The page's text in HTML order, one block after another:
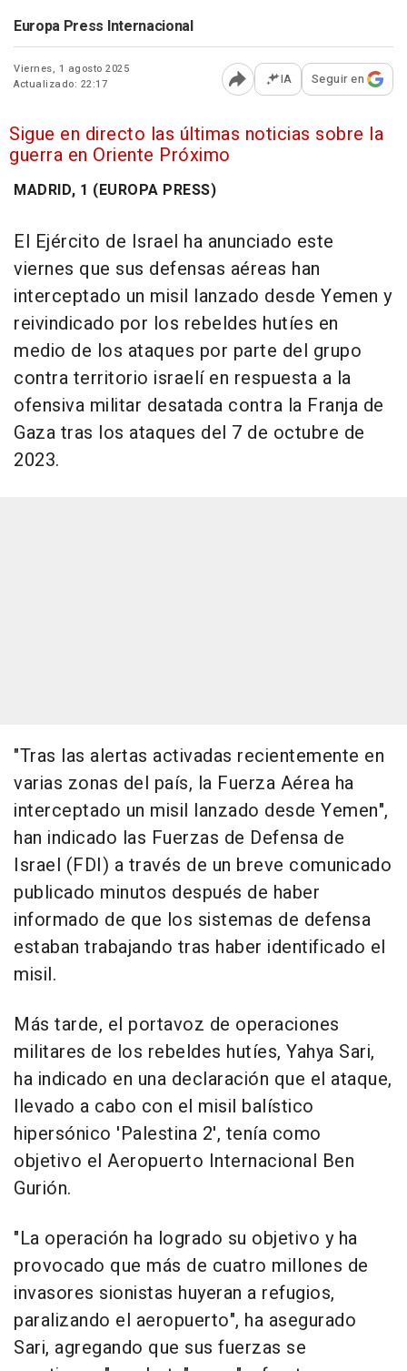
Europa Press Internacional
Viernes, 1 agosto 2025
Actualizado: 22:17
Abrir opciones para
IA Seguir en
Sigue en directo las últimas noticias sobre la
guerra en Oriente Próximo
MADRID, 1 (EUROPA PRESS)
El Ejército de Israel ha anunciado este
viernes que sus defensas aéreas han
interceptado un misil lanzado desde Yemen y
reivindicado por los rebeldes hutíes en
medio de los ataques por parte del grupo
contra territorio israelí en respuesta a la
ofensiva militar desatada contra la Franja de
Gaza tras los ataques del 7 de octubre de
2023.
"Tras las alertas activadas recientemente en
varias zonas del país, la Fuerza Aérea ha
interceptado un misil lanzado desde Yemen",
han indicado las Fuerzas de Defensa de
Israel (FDI) a través de un breve comunicado
publicado minutos después de haber
informado de que los sistemas de defensa
estaban trabajando tras haber identificado el
misil.
Más tarde, el portavoz de operaciones
militares de los rebeldes hutíes, Yahya Sari,
ha indicado en una declaración que el ataque,
llevado a cabo con el misil balístico
hipersónico 'Palestina 2', tenía como
objetivo el Aeropuerto Internacional Ben
Gurión.
"La operación ha logrado su objetivo y ha
provocado que más de cuatro millones de
invasores sionistas huyeran a refugios,
paralizando el aeropuerto", ha asegurado
Sari, agregando que sus fuerzas se